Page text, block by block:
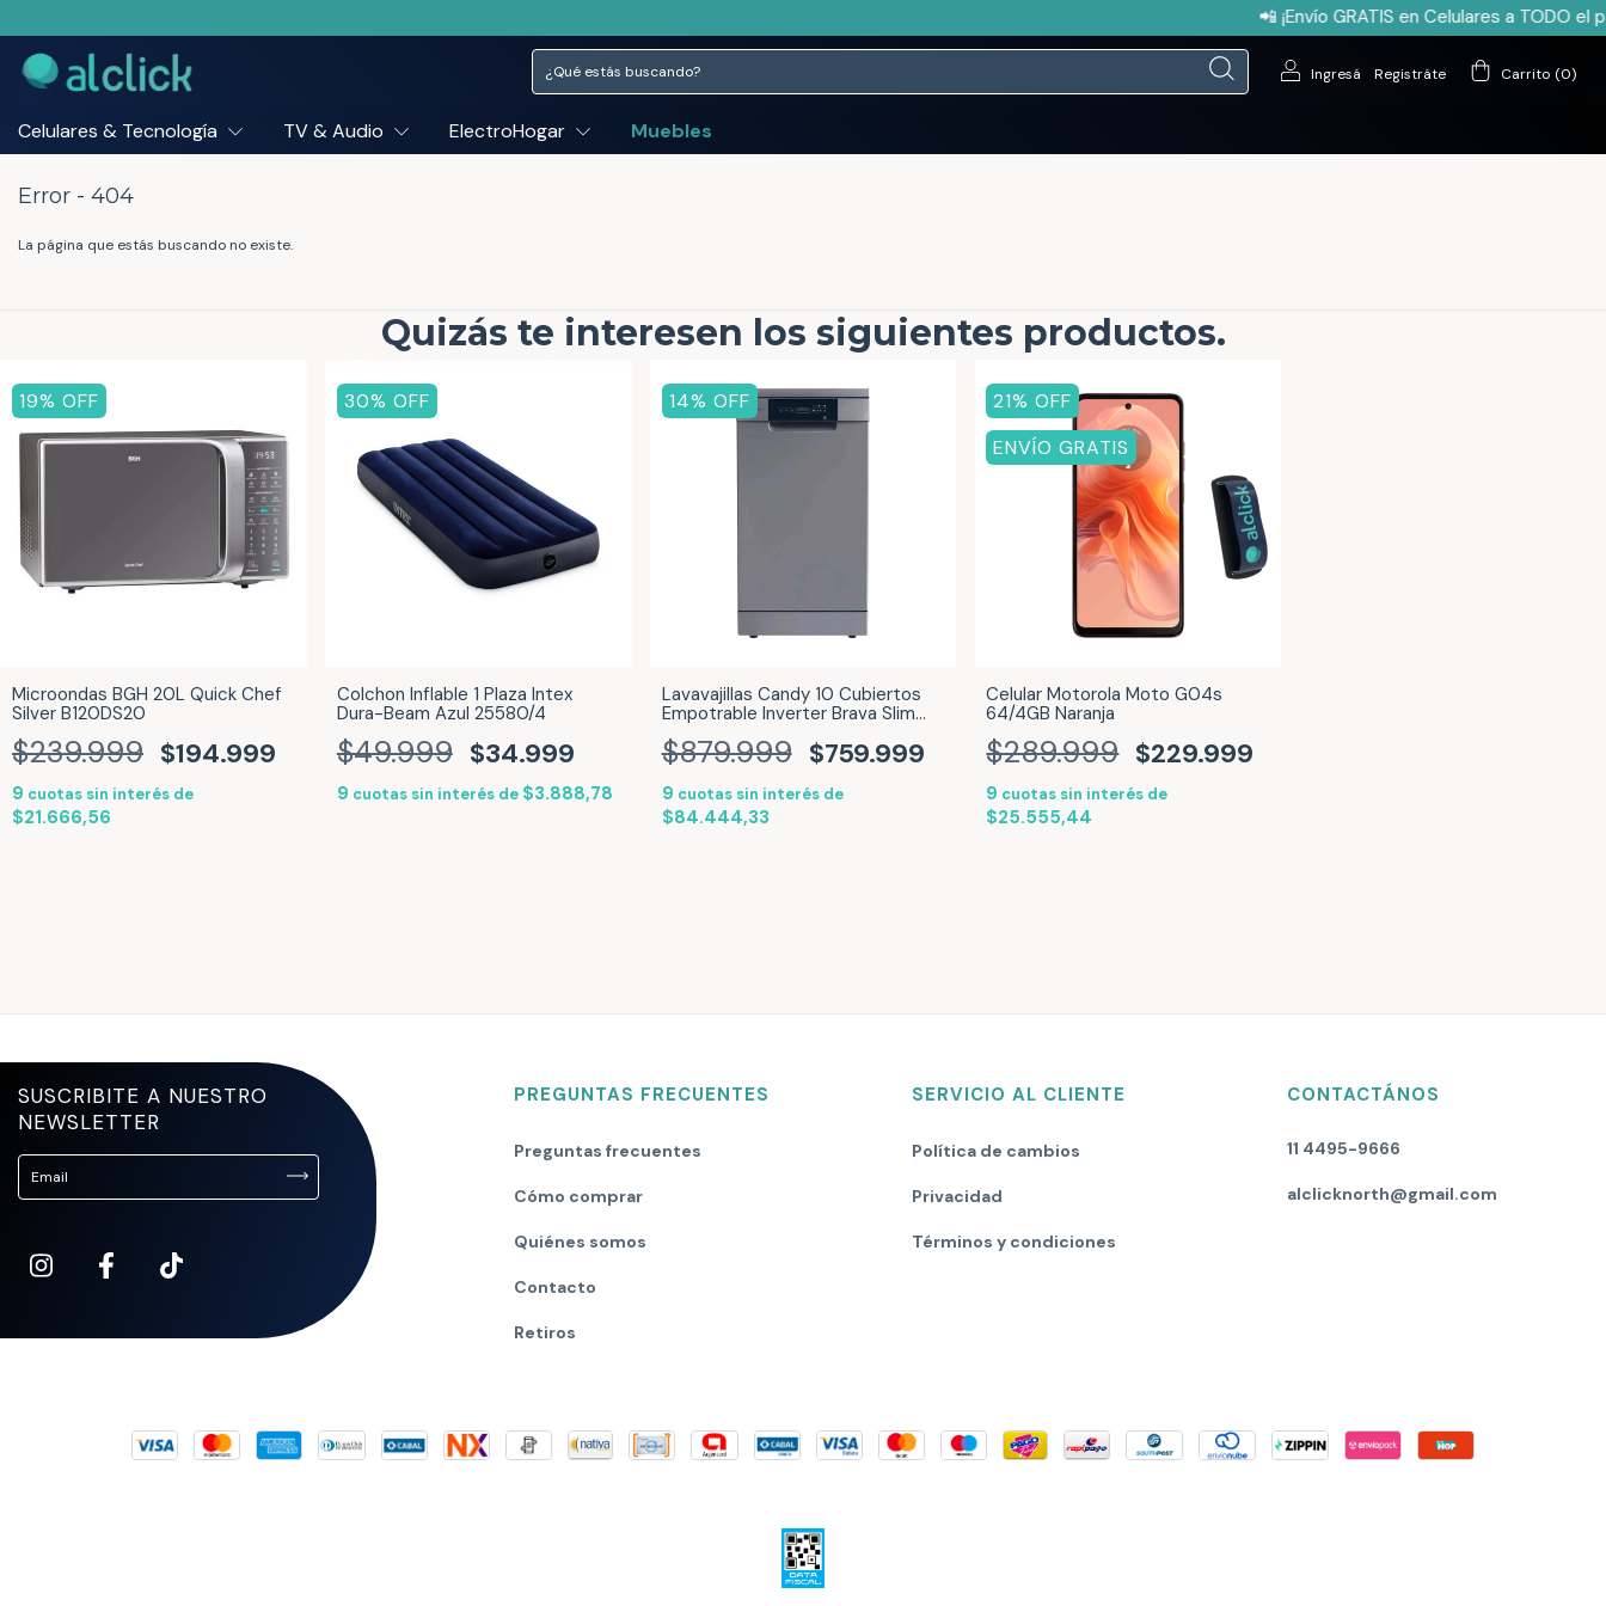
📲 ¡Envío GRATIS en Celulares a TODO el
Ingresá Registráte Carrito (0)
Celulares & Tecnología TV & Audio ElectroHogar Muebles
Error - 404
La página que estás buscando no existe.
Quizás te interesen los siguientes productos.
19% OFF
Microondas BGH 20L Quick Chef
Silver B120DS20
$239.999 $194.999
9 cuotas sin interés de
$21.666,56
30% OFF
Colchon Inflable 1 Plaza Intex
Dura-Beam Azul 25580/4
$49.999 $34.999
9 cuotas sin interés de $3.888,78
14% OFF
Lavavajillas Candy 10 Cubiertos
Empotrable Inverter Brava Slim
$879.999 $759.999
9 cuotas sin interés de
$84.444,33
21% OFF
ENVÍO GRATIS
Celular Motorola Moto G04s
64/4GB Naranja
$289.999 $229.999
9 cuotas sin interés de
$25.555,44
SUSCRIBITE A NUESTRO
NEWSLETTER
PREGUNTAS FRECUENTES
Preguntas frecuentes
Cómo comprar
Quiénes somos
Contacto
Retiros
SERVICIO AL CLIENTE
Política de cambios
Privacidad
Términos y condiciones
CONTACTÁNOS
11 4495-9666
alclicknorth@gmail.com